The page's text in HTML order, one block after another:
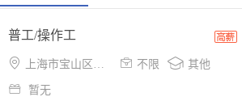
普工/操作工
 上海市宝山区宝杨路2020号  不限  其他
 暂无